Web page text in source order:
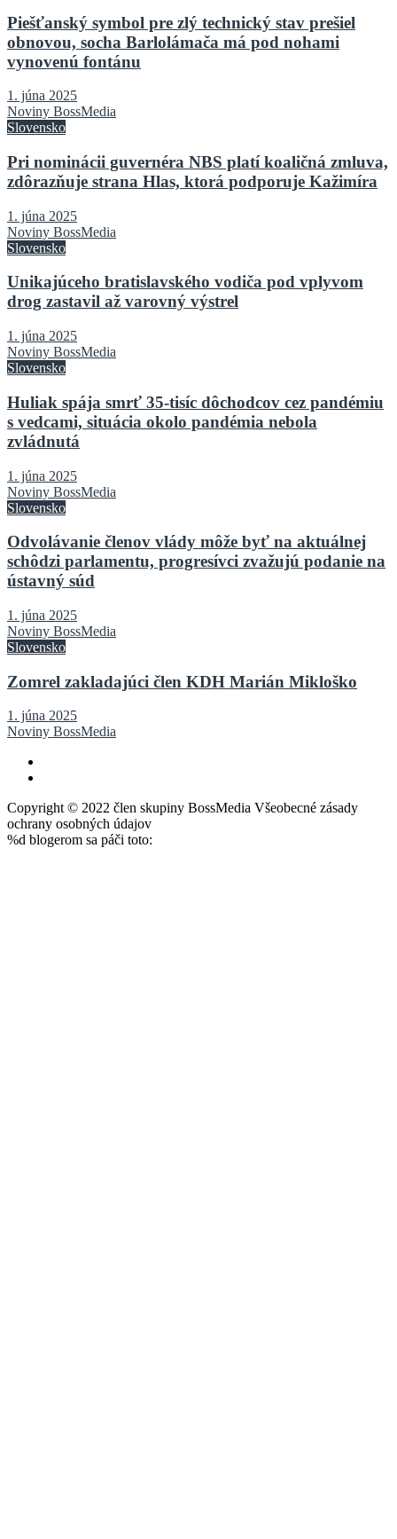
Piešťanský symbol pre zlý technický stav prešiel
obnovou, socha Barlolámača má pod nohami
vynovenú fontánu
1. júna 2025
Noviny BossMedia
Slovensko
Pri nominácii guvernéra NBS platí koaličná zmluva,
zdôrazňuje strana Hlas, ktorá podporuje Kažimíra
1. júna 2025
Noviny BossMedia
Slovensko
Unikajúceho bratislavského vodiča pod vplyvom
drog zastavil až varovný výstrel
1. júna 2025
Noviny BossMedia
Slovensko
Huliak spája smrť 35-tisíc dôchodcov cez pandémiu
s vedcami, situácia okolo pandémia nebola
zvládnutá
1. júna 2025
Noviny BossMedia
Slovensko
Odvolávanie členov vlády môže byť na aktuálnej
schôdzi parlamentu, progresívci zvažujú podanie na
ústavný súd
1. júna 2025
Noviny BossMedia
Slovensko
Zomrel zakladajúci člen KDH Marián Mikloško
1. júna 2025
Noviny BossMedia
Copyright © 2022 člen skupiny BossMedia Všeobecné zásady
ochrany osobných údajov
%d blogerom sa páči toto: